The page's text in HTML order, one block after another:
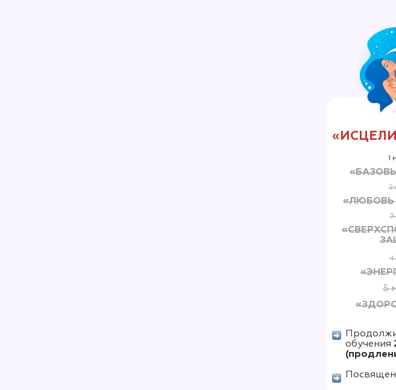
1
2
«ЛЮБОВЬ
4
3
5
обучения